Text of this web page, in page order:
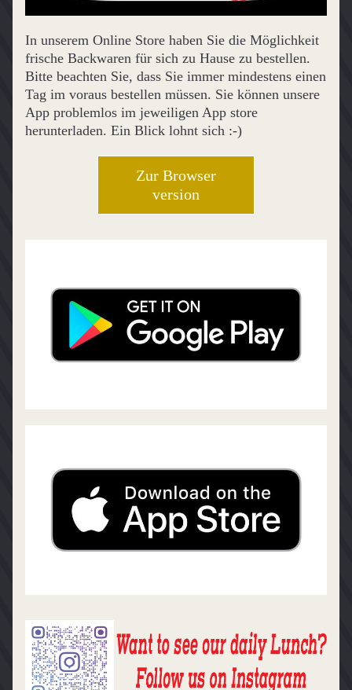
In unserem Online Store haben Sie die Möglichkeit
frische Backwaren für sich zu Hause zu bestellen.
Bitte beachten Sie, dass Sie immer mindestens einen
Tag im voraus bestellen müssen. Sie können unsere
App problemlos im jeweiligen App store
herunterladen. Ein Blick lohnt sich :-)
Zur Browser
version